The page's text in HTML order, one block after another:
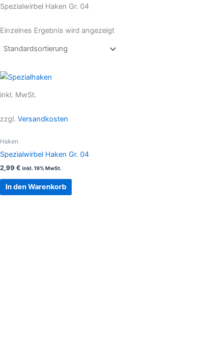
Spezialwirbel Haken Gr. 04
Einzelnes Ergebnis wird angezeigt
inkl. MwSt.
zzgl. Versandkosten
Haken
Spezialwirbel Haken Gr. 04
2,99 € inkl. 19% MwSt.
In den Warenkorb